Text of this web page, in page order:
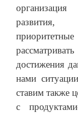
развития,
достижения
нами
ставим также
с